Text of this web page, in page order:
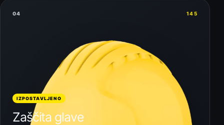
04 145
IZPOSTAVLJENO
Zaščita glave